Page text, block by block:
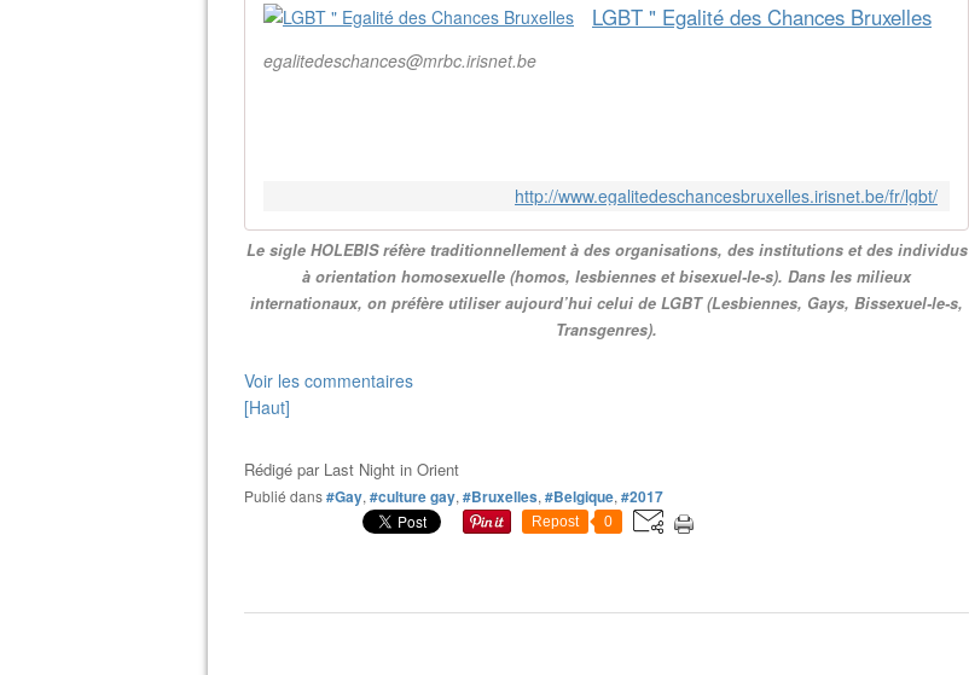
LGBT " Egalité des Chances Bruxelles
egalitedeschances@mrbc.irisnet.be
http://www.egalitedeschancesbruxelles.irisnet.be/fr/lgbt/
Le sigle HOLEBIS réfère traditionnellement à des organisations, des institutions et des individus
à orientation homosexuelle (homos, lesbiennes et bisexuel-le-s). Dans les milieux
internationaux, on préfère utiliser aujourd’hui celui de LGBT (Lesbiennes, Gays, Bissexuel-le-s,
Transgenres).
Voir les commentaires
[Haut]
Rédigé par Last Night in Orient
Publié dans#Gay, #culture gay, #Bruxelles, #Belgique, #2017
Repost 0